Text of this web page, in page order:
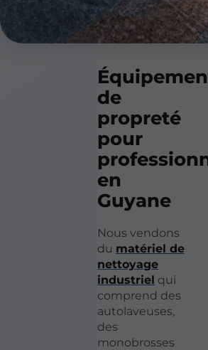
de
propreté
pour
en
Guyane
Nous vendons
du matériel de
nettoyage
industriel qui
comprend des
autolaveuses,
des
monobrosses